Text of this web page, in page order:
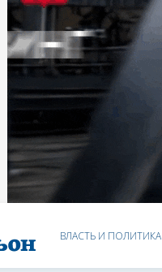
ВЛАСТЬ И ПОЛИТИКА